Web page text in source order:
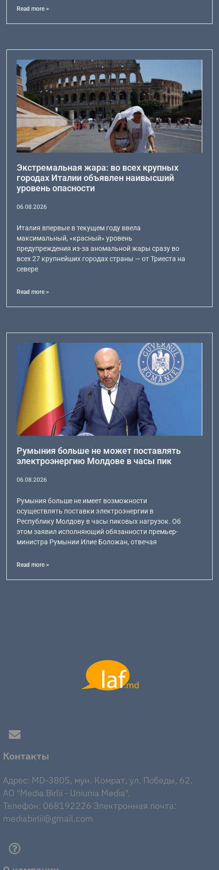
Read more >
Экстремальная жара: во всех крупных
городах Италии объявлен наивысший
уровень опасности
06.08.2026
Италия впервые в текущем году ввела
максимальный, «красный» уровень
предупреждения из-за аномальной жары сразу во
всех 27 крупнейших городах страны — от Триеста на
севере
Read more >
Румыния больше не может поставлять
электроэнергию Молдове в часы пик
06.08.2026
Румыния больше не имеет возможности
осуществлять поставки электроэнергии в
Республику Молдову в часы пиковых нагрузок. Об
этом заявил исполняющий обязанности премьер-
министра Румынии Илие Боложан, отвечая
Read more >
Контакты
Адрес: MD-3805, мун. Комрат, ул. Победы, 62.
AO "Media Birlii - Uniunia Media".
Телефон: 068192226 Электронная почта:
mediabirlii@gmail.com